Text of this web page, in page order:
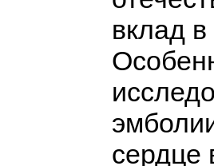
вклад
сердце